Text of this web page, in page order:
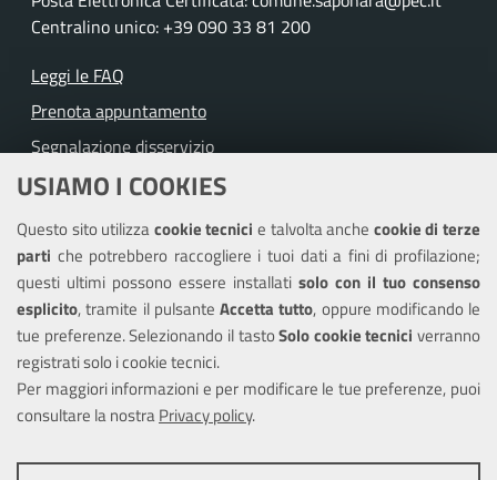
USIAMO I COOKIES
Questo sito utilizzacookie tecnicie talvolta anche cookie di terze
parti che potrebbero raccogliere i tuoi dati a fini di profilazione;
questi ultimi possono essere installati solo con il tuo consenso
esplicito, tramite il pulsante Accetta tutto, oppure modificando le
tue preferenze. Selezionando il tastoSolo cookie tecnici verranno
registrati solo i cookie tecnici.
Per maggiori informazioni e per modificare le tue preferenze, puoi
consultare la nostraPrivacy policy.
Centralino unico: +39 090 33 81 200
Leggi le FAQ
Prenota appuntamento
Segnalazione disservizio
Richiesta assistenza
Amministrazione trasparente
Informativa privacy
Note legali
Piano di miglioramento del sito
Dichiarazione di accessibilità